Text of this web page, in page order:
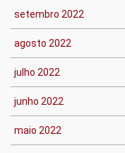
setembro 2022
agosto 2022
julho 2022
junho 2022
maio 2022